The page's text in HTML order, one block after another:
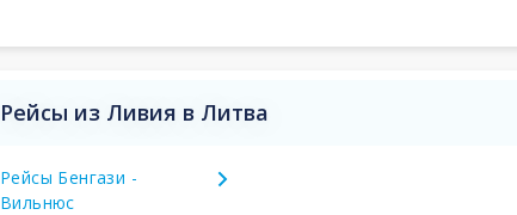
Рейсы из Ливия в Литва
Рейсы Бенгази -
Вильнюс